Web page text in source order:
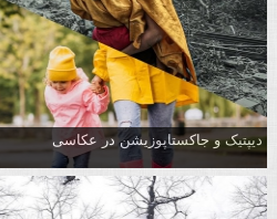
دیپتیک و جاکستا‌پوزیشن در عکاسی